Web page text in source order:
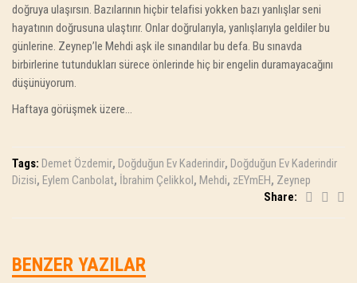
doğruya ulaşırsın. Bazılarının hiçbir telafisi yokken bazı yanlışlar seni
hayatının doğrusuna ulaştırır. Onlar doğrularıyla, yanlışlarıyla geldiler bu
günlerine. Zeynep’le Mehdi aşk ile sınandılar bu defa. Bu sınavda
birbirlerine tutundukları sürece önlerinde hiç bir engelin duramayacağını
düşünüyorum.
Haftaya görüşmek üzere…
Tags: Demet Özdemir, Doğduğun Ev Kaderindir, Doğduğun Ev Kaderindir
Dizisi, Eylem Canbolat, İbrahim Çelikkol, Mehdi, zEYmEH, Zeynep
Share:
BENZER YAZILAR